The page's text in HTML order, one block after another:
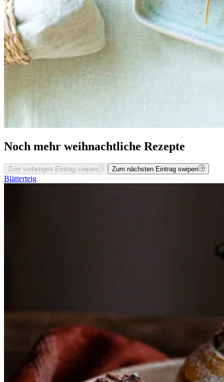
Noch mehr weihnachtliche Rezepte
Zum vorherigen Eintrag swipen Zum nächsten Eintrag swipen
Blätterteig